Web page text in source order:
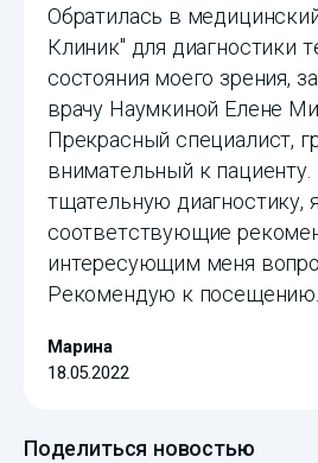
Обратилась в
Клиник" для диагностики
состояния моего зрения,
врачу Наумкиной Елене
Прекрасный специалист,
внимательный к
тщательную диагностику,
соответствующие
интересующим меня
Рекомендую к посещению.
Марина
18.05.2022
Поделиться новостью